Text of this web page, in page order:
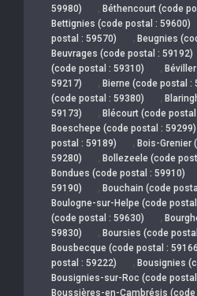
59980)
, Béthencourt (code
Bettignies (code postal : 59600)
postal : 59570)
, Beugnies
Beuvrages (code postal : 59192)
(code postal : 59310)
,
59217)
, Bierne (code postal :
(code postal : 59380)
,
59173)
, Blécourt (code postal
Boeschepe (code postal : 59299)
postal : 59189)
, Bois-Grenier
59280)
, Bollezeele (code
Bondues (code postal : 59910)
59190)
, Bouchain (code
Boulogne-sur-Helpe (code
(code postal : 59630)
,
59830)
, Boursies (code
Bousbecque (code postal :
postal : 59222)
, Bousignies
Bousignies-sur-Roc (code
Boussières-en-Cambrésis (code